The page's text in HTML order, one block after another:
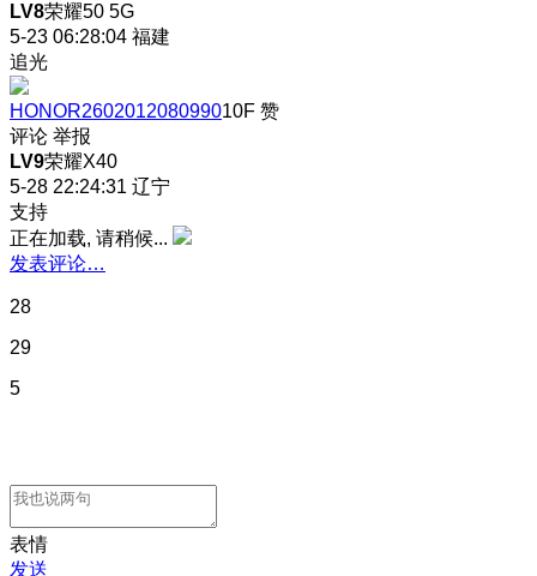
LV8荣耀50 5G
5-23 06:28:04 福建
追光
HONOR260201208099010F 赞
评论 举报
LV9荣耀X40
5-28 22:24:31 辽宁
支持
正在加载, 请稍候...
发表评论…
28
29
5
表情
发送